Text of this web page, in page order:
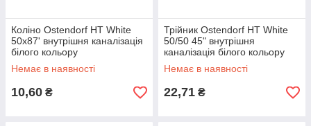
Коліно Ostendorf HT White
50х87' внутрішня каналізація
білого кольору
Немає в наявності
10,60 ₴
Трійник Ostendorf HT White
50/50 45" внутрішня
каналізація білого кольору
Немає в наявності
22,71 ₴